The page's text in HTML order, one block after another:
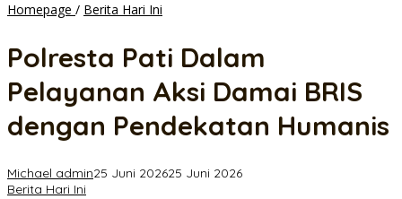
Homepage / Berita Hari Ini
Pelayanan
Damai
dengan
Polresta Pati Dalam
Pelayanan Aksi Damai BRIS
dengan Pendekatan Humanis
Michael admin25 Juni 202625 Juni 2026
Berita Hari Ini